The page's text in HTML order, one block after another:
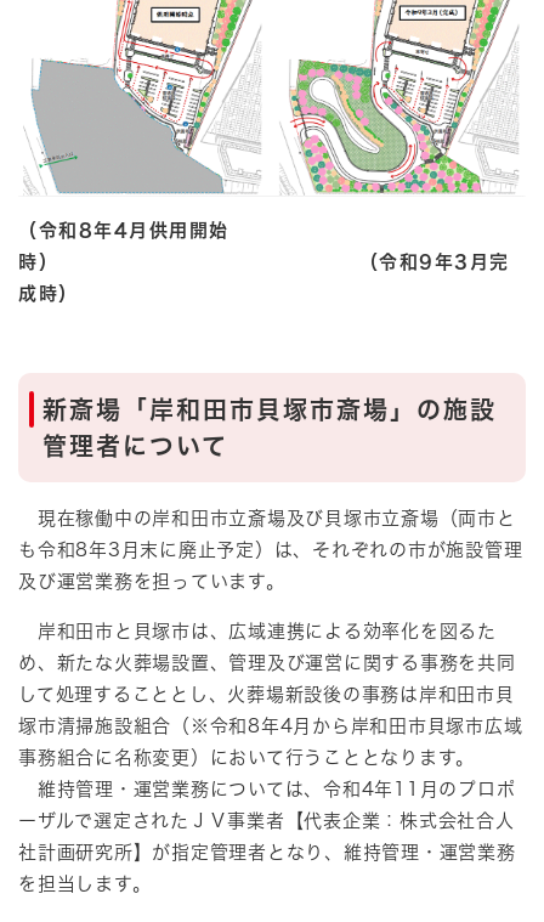
（令和8年4月供用開始
時） （令和9年3月完
成時）
新斎場「岸和田市貝塚市斎場」の施設
管理者について
現在稼働中の岸和田市立斎場及び貝塚市立斎場（両市と
も令和8年3月末に廃止予定）は、それぞれの市が施設管理
及び運営業務を担っています。
岸和田市と貝塚市は、広域連携による効率化を図るた
め、新たな火葬場設置、管理及び運営に関する事務を共同
して処理することとし、火葬場新設後の事務は岸和田市貝
塚市清掃施設組合（※令和8年4月から岸和田市貝塚市広域
事務組合に名称変更）において行うこととなります。
維持管理・運営業務については、令和4年11月のプロポ
ーザルで選定されたＪＶ事業者【代表企業：株式会社合人
社計画研究所】が指定管理者となり、維持管理・運営業務
を担当します。